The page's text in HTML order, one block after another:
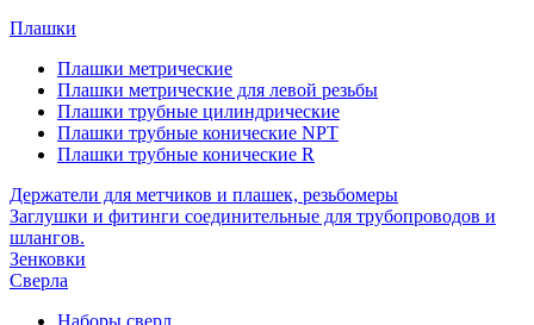
Плашки
Плашки метрические
Плашки метрические для левой резьбы
Плашки трубные цилиндрические
Плашки трубные конические NPT
Плашки трубные конические R
Держатели для метчиков и плашек, резьбомеры
Заглушки и фитинги соединительные для трубопроводов и
шлангов.
Зенковки
Сверла